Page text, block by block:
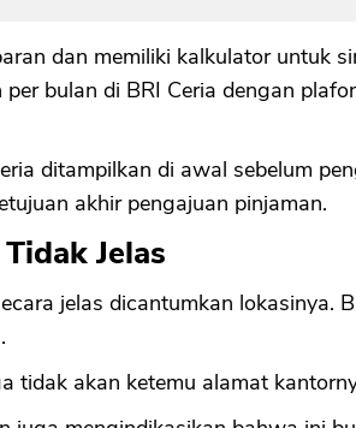
dan memiliki kalkulator untuk
bulan di BRI Ceria dengan
ditampilkan di awal sebelum
akhir pengajuan pinjaman.
Jelas
jelas dicantumkan lokasinya.
tidak akan ketemu alamat